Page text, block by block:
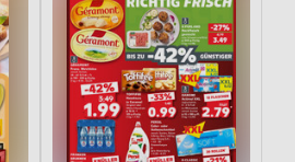
durch Statistiken oder
aus verschiedenen
der Angebote
Daten zur Auswahl von